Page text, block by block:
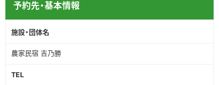
予約先・基本情報
施設・団体名
農家民宿 吉乃勝
TEL